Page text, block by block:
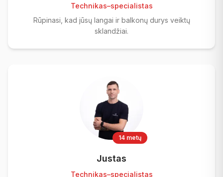
Technikas–specialistas
Rūpinasi, kad jūsų langai ir balkonų durys veiktų
sklandžiai.
14 metų
Justas
Technikas–specialistas